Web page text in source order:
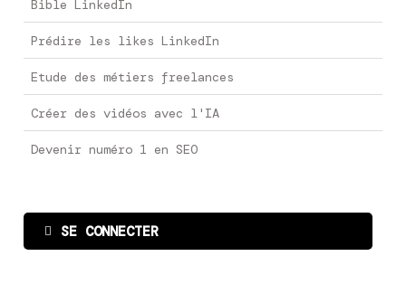
Bible LinkedIn
Prédire les likes LinkedIn
Etude des métiers freelances
Créer des vidéos avec l'IA
Devenir numéro 1 en SEO
SE CONNECTER